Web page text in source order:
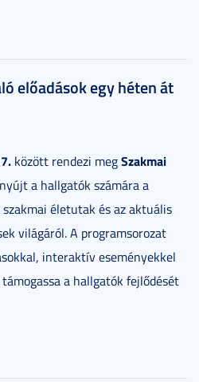
előadások egy héten át
között rendezi megSzakmai
a hallgatók számára a
életutak és az aktuális
világáról. A programsorozat
interaktív eseményekkel
a hallgatók fejlődését